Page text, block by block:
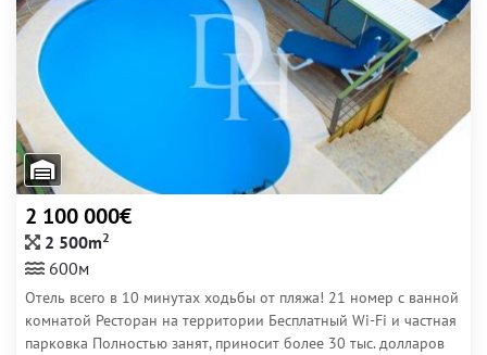
2 100 000€
2 500m2
600м
Отель всего в 10 минутах ходьбы от пляжа! 21 номер с ванной
комнатой Ресторан на территории Бесплатный Wi-Fi и частная
парковка Полностью занят, приносит более 30 тыс. долларов